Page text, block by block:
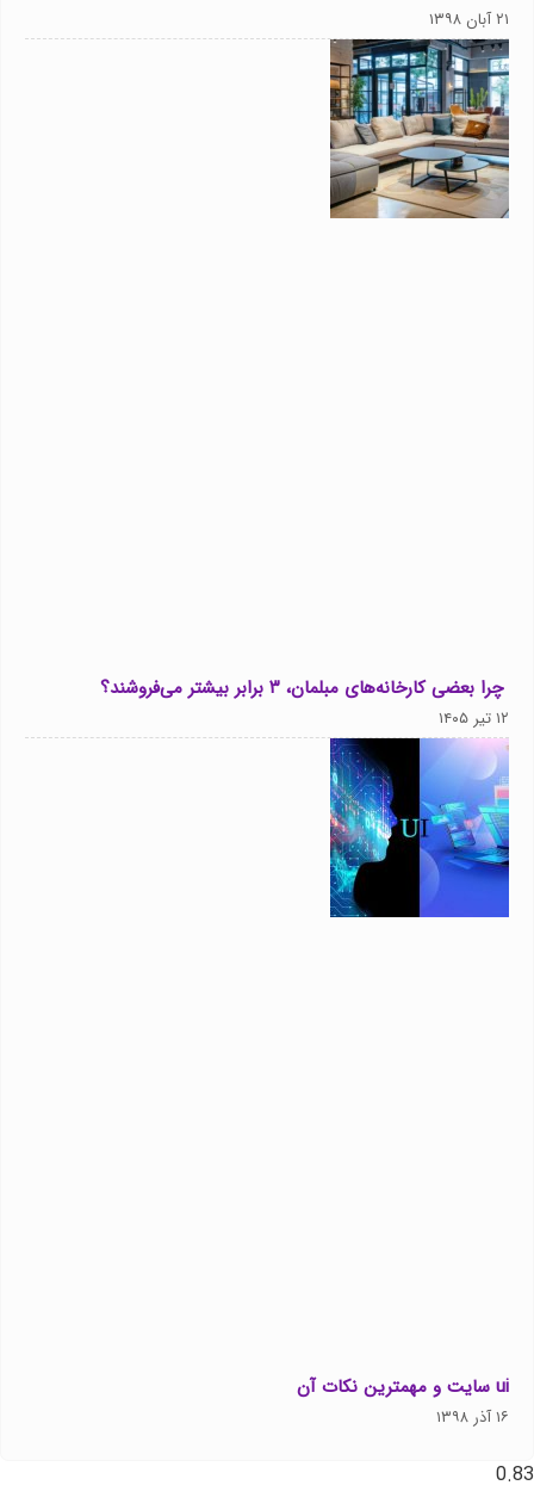
۲۱ آبان ۱۳۹۸
چرا بعضی کارخانه‌های مبلمان، ۳ برابر بیشتر می‌فروشند؟
۱۲ تیر ۱۴۰۵
ui سایت و مهمترین نکات آن
۱۶ آذر ۱۳۹۸